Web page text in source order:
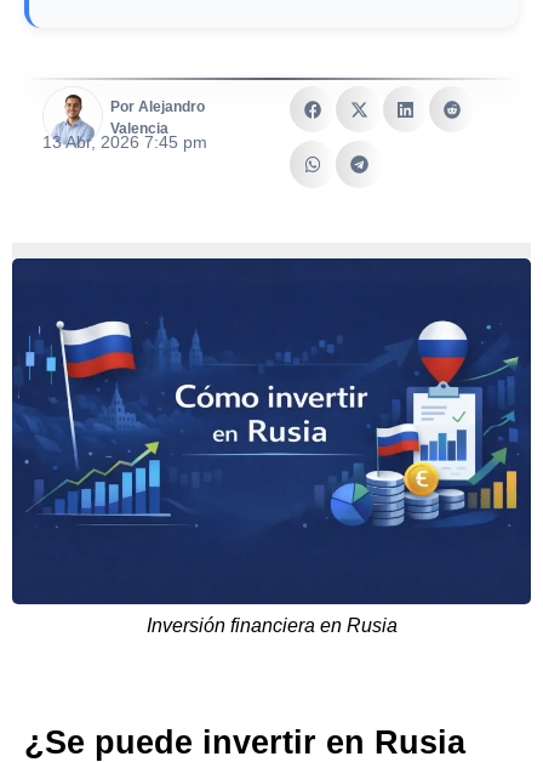
Por Alejandro
Valencia
13 Abr, 2026 7:45 pm
Inversión financiera en Rusia
¿Se puede invertir en Rusia